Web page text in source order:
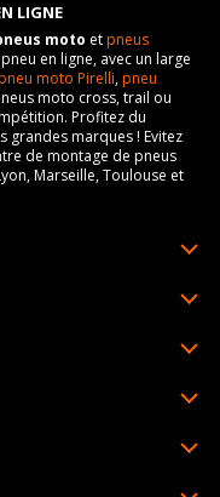
LIGNE
moto etpneus
en ligne, avec un large
moto Pirelli,pneu
moto cross, trail ou
Profitez du
marques ! Evitez
de montage de pneus
Marseille, Toulouse et